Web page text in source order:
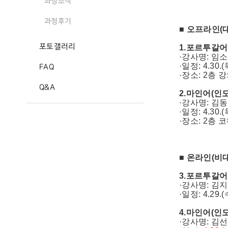
과정후기
포토갤러리
FAQ
Q&A
■ 오프라인(
1.포르투갈어
·강사명: 임
·일정:
·장소: 2층
2.마인어(인
·강사명: 김
·일정:
·장소: 2층
■ 온라인(비
3.포르투갈어
·강사명: 김
·일정:
4.마인어(인
·강사명: 김